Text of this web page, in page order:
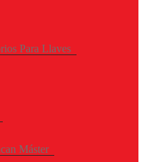
Para Llaves
Máster